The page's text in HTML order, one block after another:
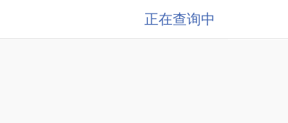
正在查询中